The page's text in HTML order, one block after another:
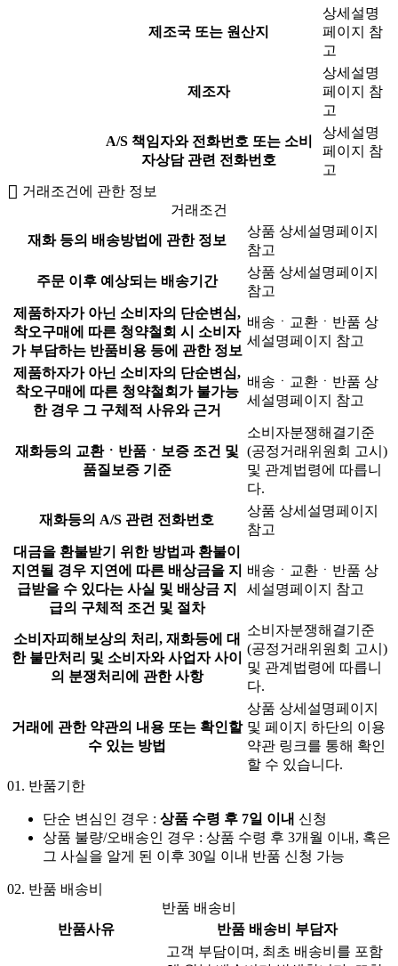
제조국 또는 원산지
상세설명
페이지 참
고
제조자
상세설명
페이지 참
고
A/S 책임자와 전화번호 또는 소비
자상담 관련 전화번호
상세설명
페이지 참
고
거래조건에 관한 정보
거래조건
재화 등의 배송방법에 관한 정보
상품 상세설명페이지
참고
주문 이후 예상되는 배송기간
상품 상세설명페이지
참고
제품하자가 아닌 소비자의 단순변심,
착오구매에 따른 청약철회 시 소비자
가 부담하는 반품비용 등에 관한 정보
배송ㆍ교환ㆍ반품 상
세설명페이지 참고
제품하자가 아닌 소비자의 단순변심,
착오구매에 따른 청약철회가 불가능
한 경우 그 구체적 사유와 근거
배송ㆍ교환ㆍ반품 상
세설명페이지 참고
재화등의 교환ㆍ반품ㆍ보증 조건 및
품질보증 기준
소비자분쟁해결기준
(공정거래위원회 고시)
및 관계법령에 따릅니
다.
재화등의 A/S 관련 전화번호
상품 상세설명페이지
참고
대금을 환불받기 위한 방법과 환불이
지연될 경우 지연에 따른 배상금을 지
급받을 수 있다는 사실 및 배상금 지
급의 구체적 조건 및 절차
배송ㆍ교환ㆍ반품 상
세설명페이지 참고
소비자피해보상의 처리, 재화등에 대
한 불만처리 및 소비자와 사업자 사이
의 분쟁처리에 관한 사항
소비자분쟁해결기준
(공정거래위원회 고시)
및 관계법령에 따릅니
다.
거래에 관한 약관의 내용 또는 확인할
수 있는 방법
상품 상세설명페이지
및 페이지 하단의 이용
약관 링크를 통해 확인
할 수 있습니다.
01. 반품기한
단순 변심인 경우 : 상품 수령 후 7일 이내 신청
상품 불량/오배송인 경우 : 상품 수령 후 3개월 이내, 혹은
그 사실을 알게 된 이후 30일 이내 반품 신청 가능
02. 반품 배송비
반품 배송비
반품사유
반품 배송비 부담자
고객 부담이며, 최초 배송비를 포함